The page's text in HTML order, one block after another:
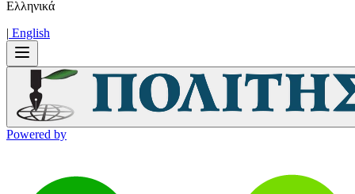
Ελληνικά
| Εnglish
Powered by